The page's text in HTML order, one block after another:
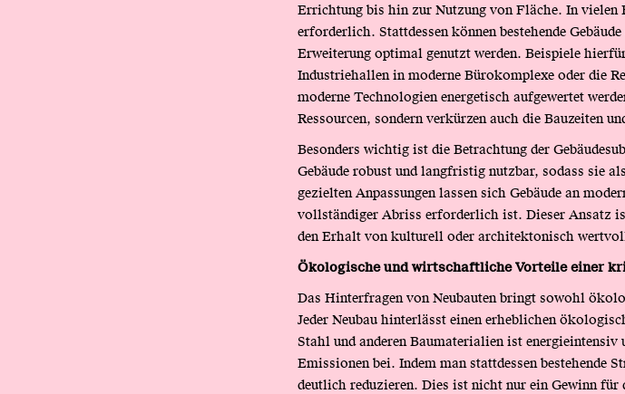
Errichtung bis hin zur Nutzung von Fläche. In vielen
erforderlich. Stattdessen können bestehende
Erweiterung optimal genutzt werden. Beispiele
Industriehallen in moderne Bürokomplexe oder die
moderne Technologien energetisch aufgewertet
Ressourcen, sondern verkürzen auch die Bauzeiten
Besonders wichtig ist die Betrachtung der
Gebäude robust und langfristig nutzbar, sodass sie
gezielten Anpassungen lassen sich Gebäude an
vollständiger Abriss erforderlich ist. Dieser Ansatz
den Erhalt von kulturell oder architektonisch
Ökologische und wirtschaftliche Vorteile einer
Das Hinterfragen von Neubauten bringt sowohl
Jeder Neubau hinterlässt einen erheblichen
Stahl und anderen Baumaterialien ist energieintensiv
Emissionen bei. Indem man stattdessen bestehende
deutlich reduzieren. Dies ist nicht nur ein Gewinn für